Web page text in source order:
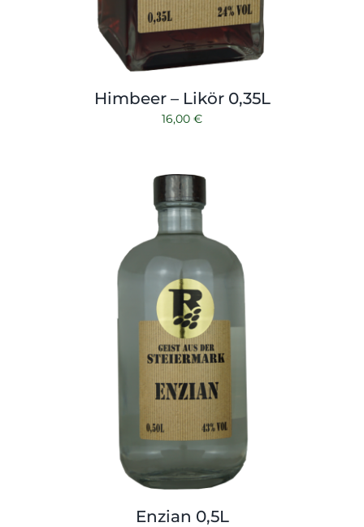
Himbeer – Likör 0,35L
16,00 €
Enzian 0,5L